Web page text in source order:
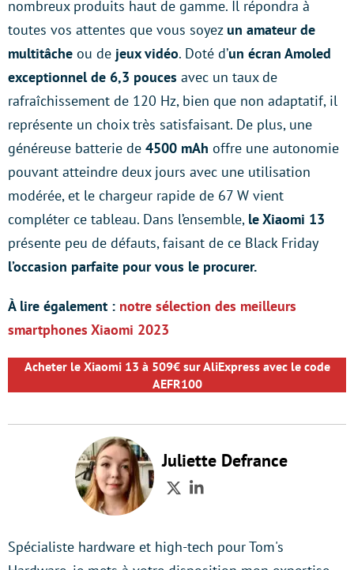
nombreux produits haut de gamme. Il répondra à
toutes vos attentes que vous soyez un amateur de
multitâche ou de jeux vidéo. Doté d’un écran Amoled
exceptionnel de 6,3 pouces avec un taux de
rafraîchissement de 120 Hz, bien que non adaptatif, il
représente un choix très satisfaisant. De plus, une
généreuse batterie de 4500 mAh offre une autonomie
pouvant atteindre deux jours avec une utilisation
modérée, et le chargeur rapide de 67 W vient
compléter ce tableau. Dans l’ensemble, le Xiaomi 13
présente peu de défauts, faisant de ce Black Friday
l’occasion parfaite pour vous le procurer.
À lire également : notre sélection des meilleurs
smartphones Xiaomi 2023
Acheter le Xiaomi 13 à 509€ sur AliExpress avec le code
AEFR100
Juliette Defrance
TwitterLinkedIn
Spécialiste hardware et high-tech pour Tom's